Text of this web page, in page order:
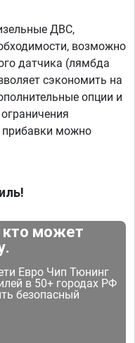
ДВС,
возможно
датчика (лямбда
сэкономить на
опции и
прибавки можно
может
Евро Чип Тюнинг
в 50+ городах РФ
безопасный